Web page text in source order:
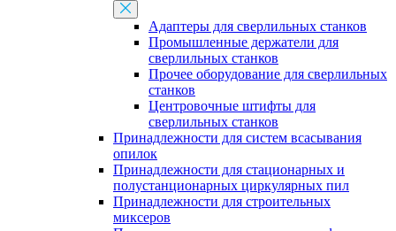
Адаптеры для сверлильных станков
Промышленные держатели для
сверлильных станков
Прочее оборудование для сверлильных
станков
Центровочные штифты для
сверлильных станков
Принадлежности для систем всасывания
опилок
Принадлежности для стационарных и
полустанционарных циркулярных пил
Принадлежности для строительных
миксеров